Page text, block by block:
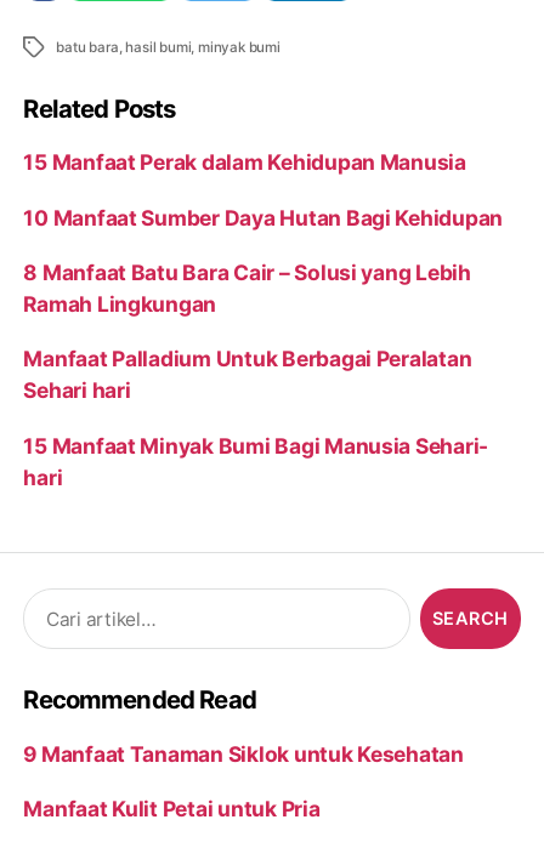
Tags batu bara ,hasil bumi minyak bumi
Related Posts
15 Manfaat Perak dalam Kehidupan Manusia
10 Manfaat Sumber Daya Hutan Bagi Kehidupan
8 Manfaat Batu Bara Cair – Solusi yang Lebih
Ramah Lingkungan
Manfaat Palladium Untuk Berbagai Peralatan
Sehari hari
15 Manfaat Minyak Bumi Bagi Manusia Sehari-
hari
Search
for:
Recommended Read
9 Manfaat Tanaman Siklok untuk Kesehatan
Manfaat Kulit Petai untuk Pria